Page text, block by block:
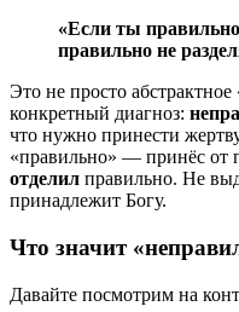
«Если ты
правильно не
Это не просто
конкретный диагноз:
что нужно принести
«правильно» — принёс от
отделил правильно. Не
принадлежит Богу.
Что значит
Давайте посмотрим на